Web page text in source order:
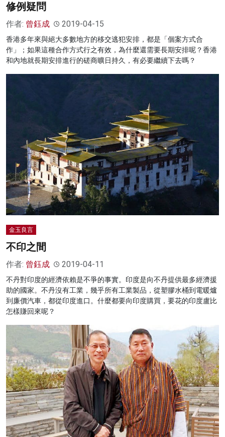
修例疑問
作者: 曾鈺成 2019-04-15
香港多年來與絕大多數地方的移交逃犯安排，都是「個案方式合
作」；如果這種合作方式行之有效，為什麼還需要長期安排呢？香港
和內地就長期安排進行的磋商曠日持久，有必要繼續下去嗎？
金玉良言
不印之間
作者: 曾鈺成 2019-04-11
不丹對印度的經濟依賴是不爭的事實。印度是向不丹提供最多經濟援
助的國家。不丹沒有工業，幾乎所有工業製品，從塑膠水桶到電暖爐
到廉價汽車，都從印度進口。什麼都要向印度購買，要花的印度盧比
怎樣賺回來呢？